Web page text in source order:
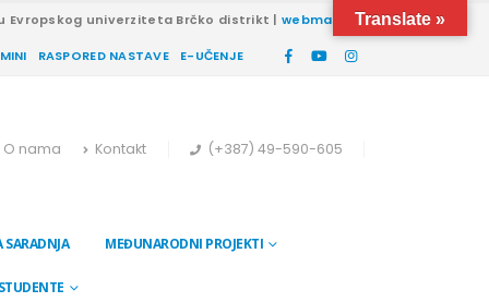
Evropskog univerziteta Brčko distrikt |webmail
RASPORED NASTAVE E-UČENJE
O nama Kontakt (+387) 49-590-605
MEĐUNARODNI PROJEKTI
Translate »